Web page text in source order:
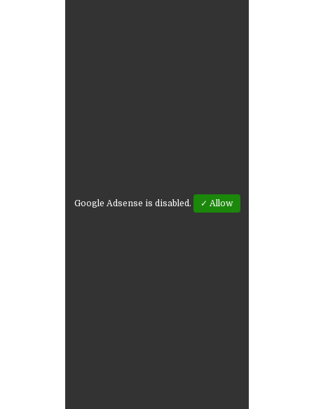
Google Adsense is disabled. ✓ Allow